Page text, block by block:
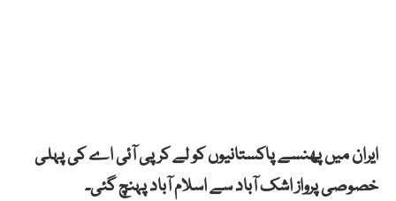
ایران میں پھنسے پاکستانیوں کو لے کر پی آئی اے کی پہلی
خصوصی پرواز اشک آباد سے اسلام آباد پہنچ گئی۔